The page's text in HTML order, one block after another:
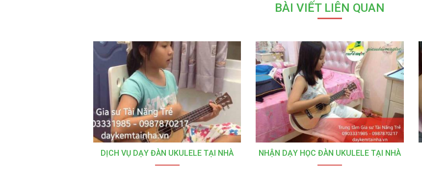
BÀI VIẾT LIÊN QUAN
DỊCH VỤ DẠY ĐÀN UKULELE TẠI NHÀ NHẬN DẠY HỌC ĐÀN UKULELE TẠI NHÀ